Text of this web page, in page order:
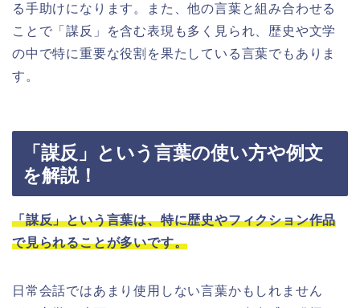
る手助けになります。また、他の言葉と組み合わせる
ことで「謀反」を含む表現も多く見られ、歴史や文学
の中で特に重要な役割を果たしている言葉でもありま
す。
「謀反」という言葉の使い方や例文
を解説！
「謀反」という言葉は、特に歴史やフィクション作品
で見られることが多いです。
日常会話ではあまり使用しない言葉かもしれません